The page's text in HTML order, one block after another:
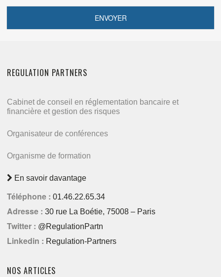
REGULATION PARTNERS
Cabinet de conseil en réglementation bancaire et
financière et gestion des risques
Organisateur de conférences
Organisme de formation
En savoir davantage
Téléphone : 01.46.22.65.34
Adresse : 30 rue La Boétie, 75008 – Paris
Twitter : @RegulationPartn
Linkedin : Regulation-Partners
NOS ARTICLES